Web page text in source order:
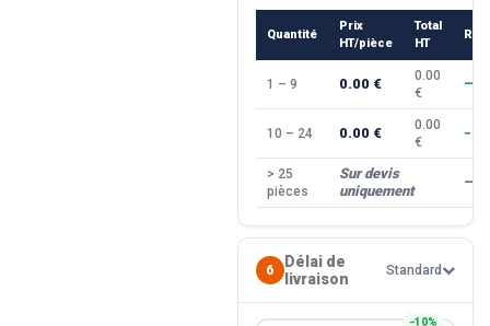
Quantité
Prix
HT/pièce
Total
HT
1 – 9 0.00 €
0.00
€
—
10 – 24 0.00 €
0.00
€
> 25
pièces
Sur devis
uniquement
—
6
Délai de
livraison
Standard
−10%